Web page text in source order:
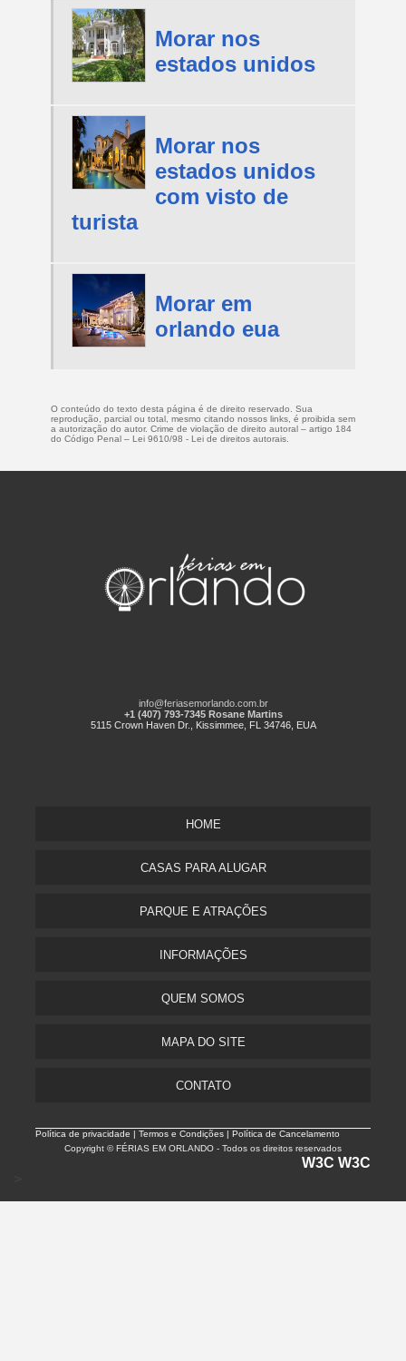
Morar nos
estados unidos
Morar nos
estados unidos
com visto de
turista
Morar em
orlando eua
O conteúdo do texto desta página é de direito reservado. Sua
reprodução, parcial ou total, mesmo citando nossos links, é proibida sem
a autorização do autor. Crime de violação de direito autoral – artigo 184
do Código Penal – Lei 9610/98 - Lei de direitos autorais
info@feriasemorlando.com.br
+1 (407) 793-7345 Rosane Martins
5115 Crown Haven Dr., Kissimmee, FL 34746, EUA
HOME
CASAS PARA ALUGAR
PARQUE E ATRAÇÕES
INFORMAÇÕES
QUEM SOMOS
MAPA DO SITE
CONTATO
Política de privacidade |Termos e Condições | Política de Cancelamento
Copyright © FÉRIAS EM ORLANDO - Todos os direitos reservados
W3C W3C